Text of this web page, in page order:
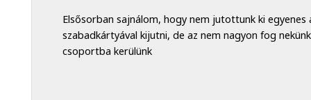
Elsősorban sajnálom, hogy nem jutottunk ki
szabadkártyával kijutni, de az nem nagyon fog
csoportba kerülünk